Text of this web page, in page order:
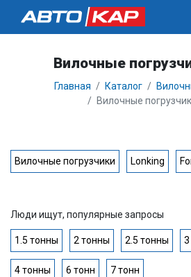
Вилочные
Главная Каталог
Вилочные
Вилочные погрузчики Lonking
Люди ищут, популярные запросы
1.5 тонны 2 тонны 2.5 тонны
4 тонны 6 тонн 7 тонн